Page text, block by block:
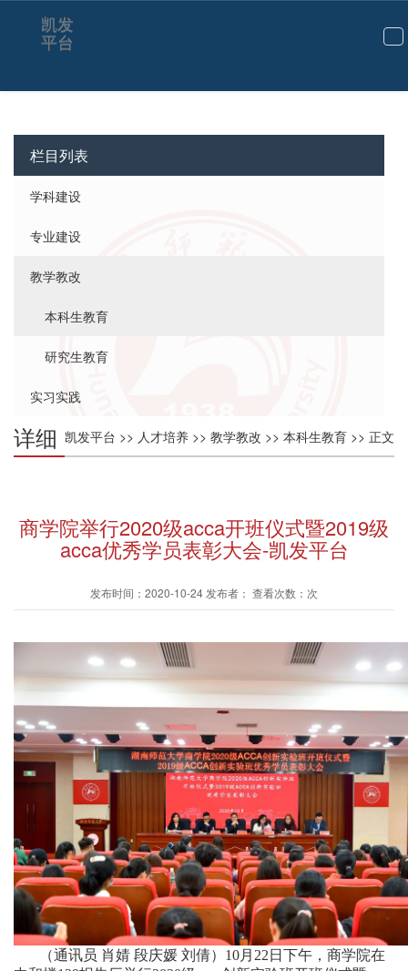
切
航
凯发
平台
栏目列表
学科建设
专业建设
教学教改
本科生教育
研究生教育
实习实践
凯发平台 >> 人才培养 >> 教学教改 >> 本科生教育 >> 正文
详细
商学院举行2020级acca开班仪式暨2019级
acca优秀学员表彰大会-凯发平台
发布时间：2020-10-24 发布者： 查看次数：次
（通讯员 肖婧 段庆媛 刘倩）10月22日下午，商学院在